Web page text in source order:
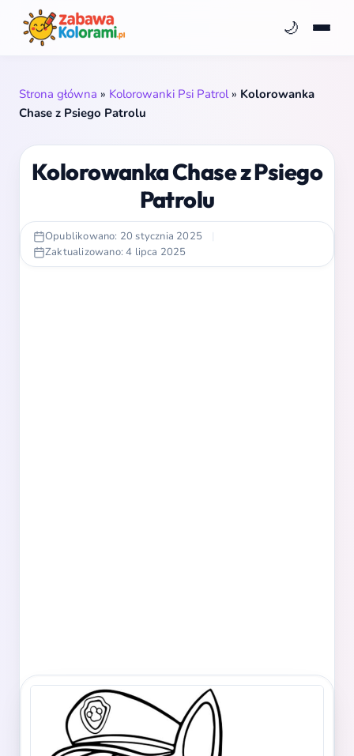
🌙
Strona główna » Kolorowanki Psi Patrol» Kolorowanka
Chase z Psiego Patrolu
Kolorowanka Chase z Psiego
Patrolu
Opublikowano: 20 stycznia 2025
|
Zaktualizowano: 4 lipca 2025